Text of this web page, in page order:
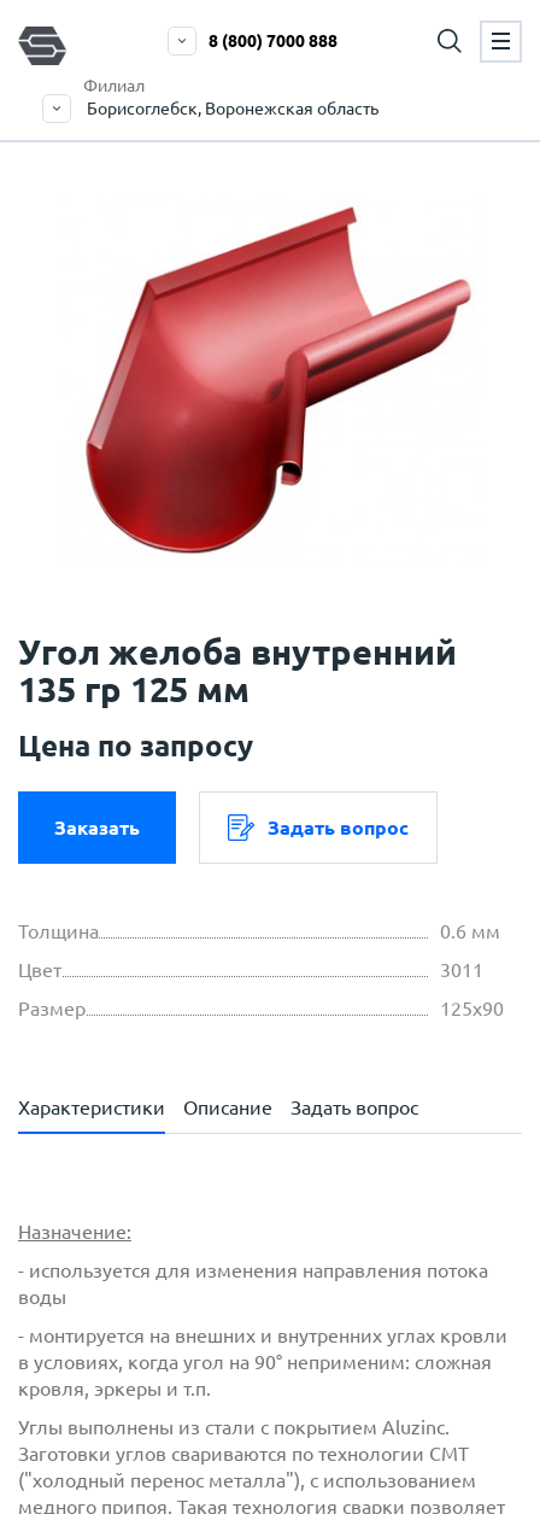
Филиал
Борисоглебск, Воронежская область
8 (800) 7000 888
Угол желоба внутренний
135 гр 125 мм
Цена по запросу
Заказать Задать вопрос
Толщина
0.6 мм
Цвет
3011
Размер
125х90
Характеристики Описание Задать вопрос
Назначение:
- используется для изменения направления потока
воды
- монтируется на внешних и внутренних углах кровли
в условиях, когда угол на 90° неприменим: сложная
кровля, эркеры и т.п.
Углы выполнены из стали с покрытием Aluzinc.
Заготовки углов свариваются по технологии CMT
("холодный перенос металла"), с использованием
медного припоя. Такая технология сварки позволяет